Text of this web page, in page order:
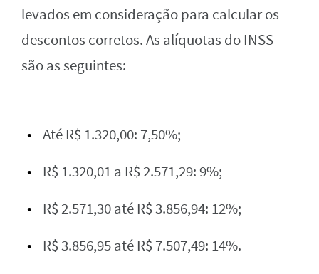
levados em consideração para calcular os
descontos corretos. As alíquotas do INSS
são as seguintes:
Até R$ 1.320,00: 7,50%;
R$ 1.320,01 a R$ 2.571,29: 9%;
R$ 2.571,30 até R$ 3.856,94: 12%;
R$ 3.856,95 até R$ 7.507,49: 14%.